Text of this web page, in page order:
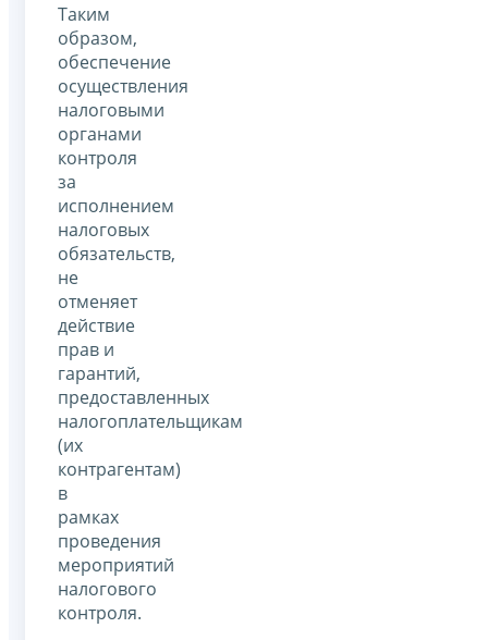
Таким
образом,
обеспечение
осуществления
налоговыми
органами
контроля
за
исполнением
налоговых
обязательств,
не
отменяет
действие
прав и
гарантий,
предоставленных
налогоплательщикам
(их
контрагентам)
в
рамках
проведения
мероприятий
налогового
контроля.